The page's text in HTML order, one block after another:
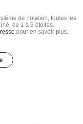
de notation, toutes les
de 1 à 5 étoiles.
pour en savoir plus.